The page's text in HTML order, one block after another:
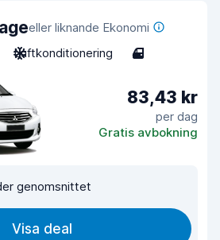
eller liknande Ekonomi
Luftkonditionering 4
83,43 kr
per dag
Gratis avbokning
genomsnittet
Visa deal